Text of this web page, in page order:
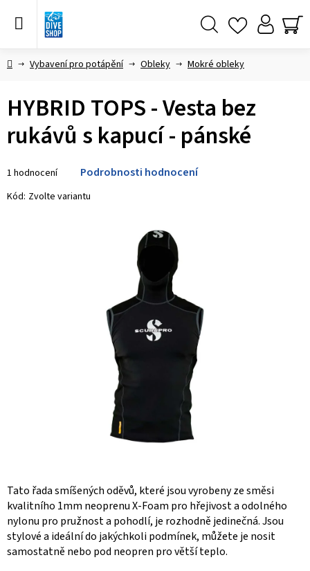
DomůVybavení pro potápění Obleky Mokré obleky
Tato řada smíšených oděvů, které jsou vyrobeny ze směsi
kvalitního 1mm neoprenu X-Foam pro hřejivost a odolného
nylonu pro pružnost a pohodlí, je rozhodně jedinečná. Jsou
stylové a ideální do jakýchkoli podmínek, můžete je nosit
samostatně nebo pod neopren pro větší teplo.
HYBRID TOPS - Vesta bez
rukávů s kapucí - pánské
hodnocení
produktu
1 hodnocení Podrobnosti hodnocení
Kód: Zvolte variantu